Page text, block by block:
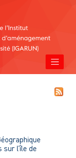
l’île de